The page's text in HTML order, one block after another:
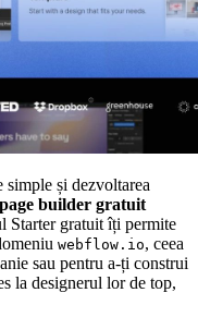
și dezvoltarea
builder gratuit
Starter gratuit îți permite
webflow.io, ceea
sau pentru a-ți construi
la designerul lor de top,